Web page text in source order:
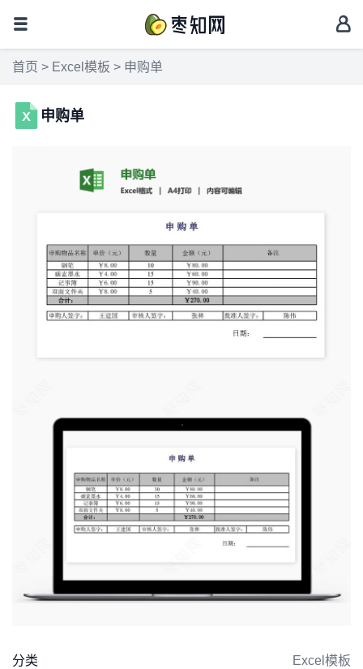
首页 > Excel模板 > 申购单
申购单
分类 Excel模板